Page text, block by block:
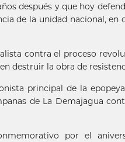
después y que hoy
de la unidad nacional,
contra el proceso
destruir la obra de
principal de la
de La Demajagua
por el